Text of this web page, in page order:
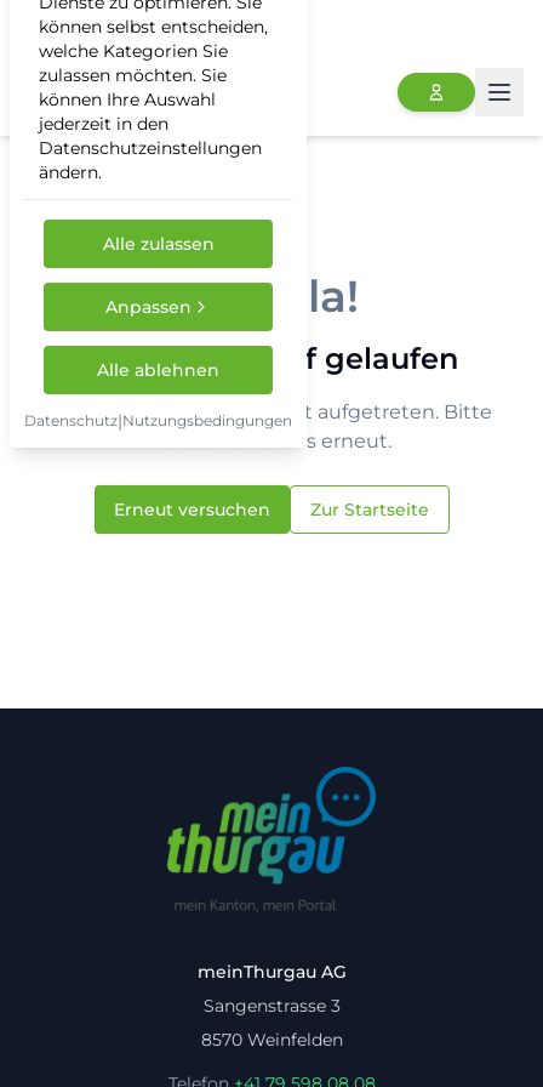
Hoppla!
Etwas ist schief gelaufen
Ein unerwarteter Fehler ist aufgetreten. Bitte
versuchen Sie es erneut.
Erneut versuchen Zur Startseite
meinThurgau AG
Sangenstrasse 3
8570 Weinfelden
können selbst entscheiden,
welche Kategorien Sie
zulassen möchten. Sie
können Ihre Auswahl
jederzeit in den
Datenschutzeinstellungen
ändern.
Alle zulassen
Anpassen
Alle ablehnen
Datenschutz|Nutzungsbedingungen